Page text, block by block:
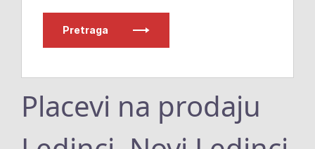
Pretraga
Placevi na prodaju